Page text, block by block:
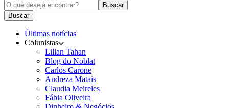
Buscar
Buscar
Últimas notícias
Colunistas
Lilian Tahan
Blog do Noblat
Carlos Carone
Andreza Matais
Claudia Meireles
Fábia Oliveira